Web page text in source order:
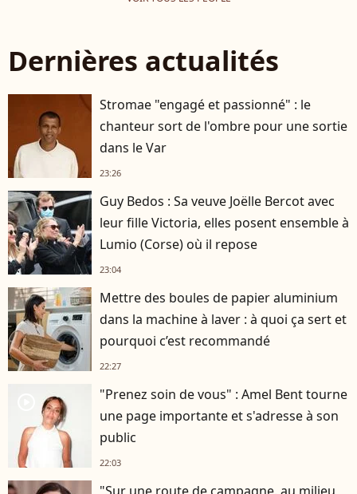
Dernières actualités
Stromae "engagé et passionné" : le
chanteur sort de l'ombre pour une sortie
dans le Var
23:26
Guy Bedos : Sa veuve Joëlle Bercot avec
leur fille Victoria, elles posent ensemble à
Lumio (Corse) où il repose
23:04
Mettre des boules de papier aluminium
dans la machine à laver : à quoi ça sert et
pourquoi c’est recommandé
22:27
"Prenez soin de vous" : Amel Bent tourne
une page importante et s'adresse à son
public
22:03